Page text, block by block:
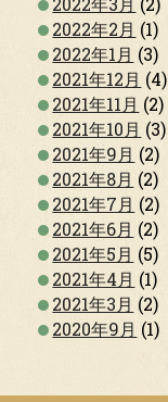
2022年2月 (1)
2022年1月 (3)
2021年12月 (4)
2021年11月 (2)
2021年10月 (3)
2021年9月 (2)
2021年8月 (2)
2021年7月 (2)
2021年6月 (2)
2021年5月 (5)
2021年4月 (1)
2021年3月 (2)
2020年9月 (1)